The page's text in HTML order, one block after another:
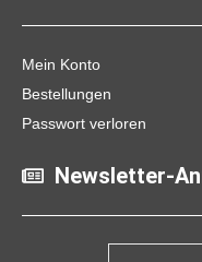
Mein Konto
Bestellungen
Passwort verloren
Newsletter-